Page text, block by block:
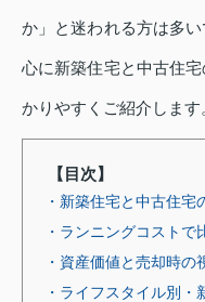
か」と迷われる方は多
心に新築住宅と中古住
かりやすくご紹介します
【目次】
・新築住宅と中古住宅
・ランニングコスト
・資産価値と売却時
・ライフスタイル別